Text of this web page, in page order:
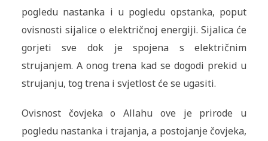
pogledu nastanka i u pogledu opstanka, poput
ovisnosti sijalice o električnoj energiji. Sijalica će
gorjeti sve dok je spojena s električnim
strujanjem. A onog trena kad se dogodi prekid u
strujanju, tog trena i svjetlost će se ugasiti.
Ovisnost čovjeka o Allahu ove je prirode u
pogledu nastanka i trajanja, a postojanje čovjeka,